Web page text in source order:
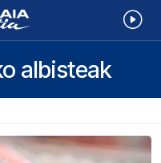
albisteak